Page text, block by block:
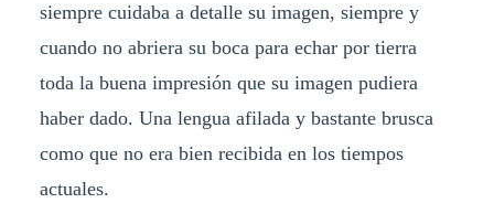
siempre cuidaba a detalle su imagen, siempre y
cuando no abriera su boca para echar por tierra
toda la buena impresión que su imagen pudiera
haber dado. Una lengua afilada y bastante brusca
como que no era bien recibida en los tiempos
actuales.